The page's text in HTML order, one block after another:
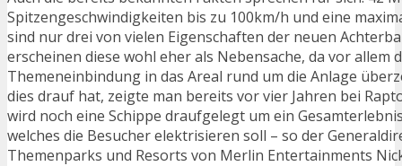
Spitzengeschwindigkeiten bis zu 100km/h und eine
sind nur drei von vielen Eigenschaften der neuen
erscheinen diese wohl eher als Nebensache, da vor allem
Themeneinbindung in das Areal rund um die Anlage
dies drauf hat, zeigte man bereits vor vier Jahren bei
wird noch eine Schippe draufgelegt um ein
welches die Besucher elektrisieren soll – so der
Themenparks und Resorts von Merlin Entertainments